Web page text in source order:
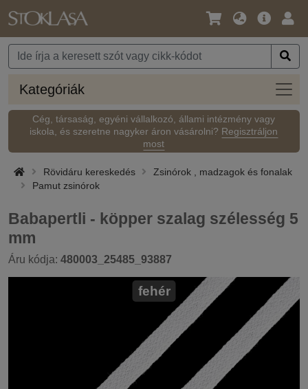
Nyelv
Pénznem
Fő
Kategóriák
Cég, társaság, egyéni vállalkozó, állami intézmény vagy
iskola, és szeretne nagyker áron vásárolni? Regisztráljon
most
Rövidáru kereskedés
Zsinórok , madzagok és fonalak
Pamut zsinórok
Babapertli - köpper szalag szélesség 5
mm
Áru kódja: 480003_25485_93887
fehér